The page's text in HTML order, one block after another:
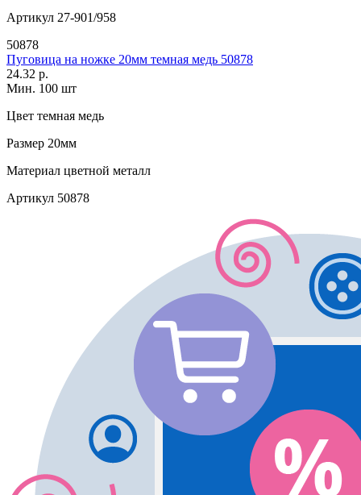
Артикул 27-901/958
50878
Пуговица на ножке 20мм темная медь 50878
24.32 р.
Мин. 100 шт
Цвет темная медь
Размер 20мм
Материал цветной металл
Артикул 50878